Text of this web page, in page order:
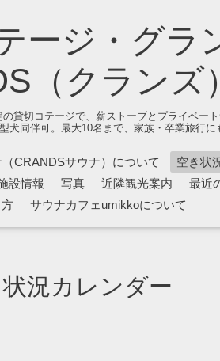
ージ・グラ
（クランズ）
貸切コテージで、薪ストーブとプライベー
犬同伴可。最大10名まで、家族・卒業旅行に
CRANDSサウナ）について 空き状
設情報 写真 近隣観光案内 最近
サウナカフェumikkoについて
況カレンダー